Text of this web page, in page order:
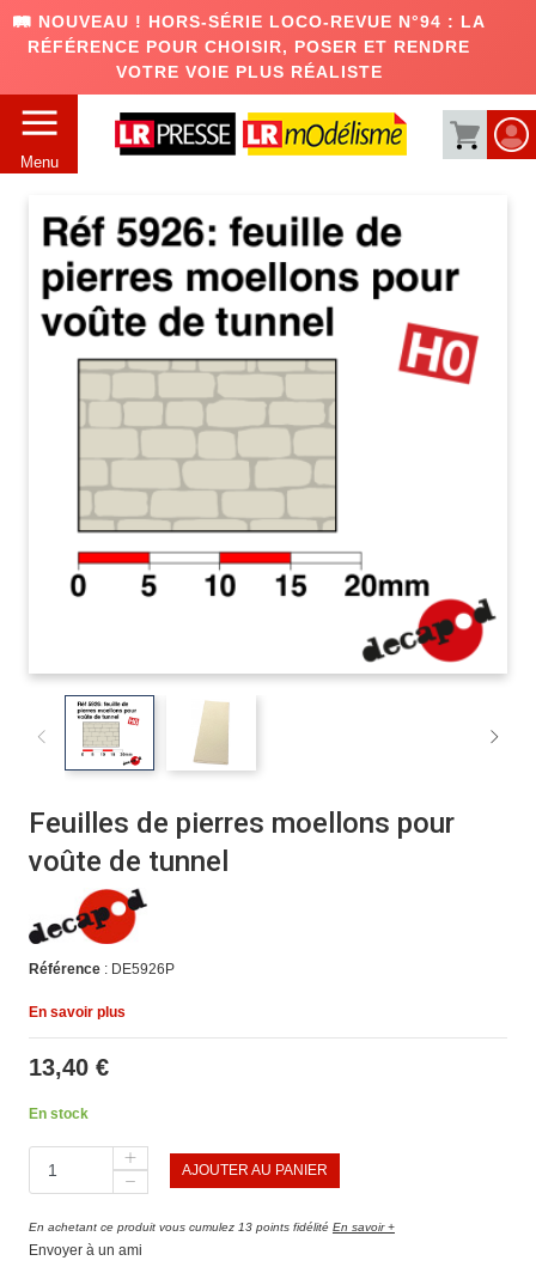
🛤️ NOUVEAU ! HORS-SÉRIE LOCO-REVUE N°94 : LA
RÉFÉRENCE POUR CHOISIR, POSER ET RENDRE
VOTRE VOIE PLUS RÉALISTE
Menu
Feuilles de pierres moellons pour
voûte de tunnel
Référence: DE5926P
En savoir plus
13,40 €
En stock
AJOUTER AU PANIER
En achetant ce produit vous cumulez 13 points fidélité En savoir +
Envoyer à un ami